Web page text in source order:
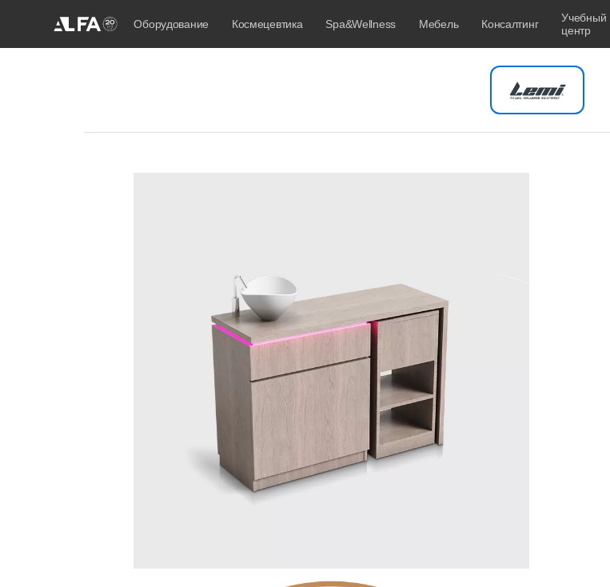
Оборудование Космецевтика Spa&Wellness Мебель Консалтинг
Учебный
центр